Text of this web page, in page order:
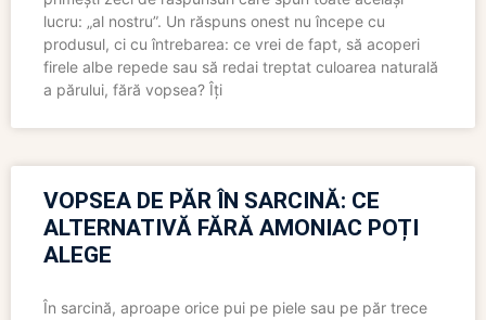
lucru: „al nostru”. Un răspuns onest nu începe cu
produsul, ci cu întrebarea: ce vrei de fapt, să acoperi
firele albe repede sau să redai treptat culoarea naturală
a părului, fără vopsea? Îți
VOPSEA DE PĂR ÎN SARCINĂ: CE
ALTERNATIVĂ FĂRĂ AMONIAC POȚI
ALEGE
În sarcină, aproape orice pui pe piele sau pe păr trece